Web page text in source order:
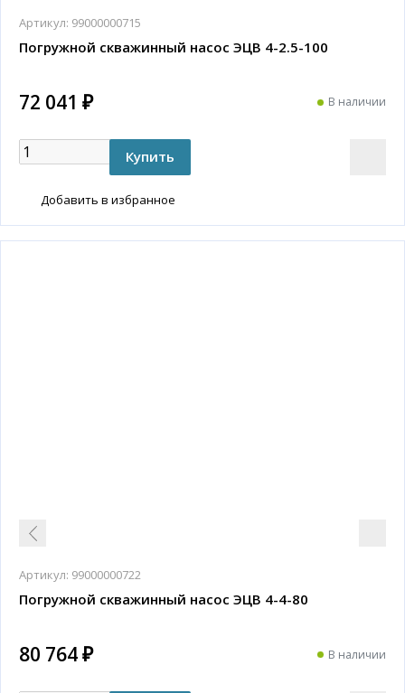
Артикул: 99000000715
Погружной скважинный насос ЭЦВ 4-2.5-100
72 041 ₽ В наличии
Добавить в избранное
Артикул: 99000000722
Погружной скважинный насос ЭЦВ 4-4-80
80 764 ₽ В наличии